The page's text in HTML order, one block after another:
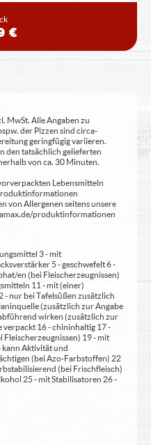
€
MwSt. Alle Angaben zu
der Pizzen sind circa-
geringfügig variieren.
den tatsächlich gelieferten
von ca. 30 Minuten.
Lebensmitteln
von Allergenen seitens unsere
produktinformationen
3 - mit
5 - geschwefelt 6 -
en (bei Fleischerzeugnissen)
11 - mit (einer)
nur bei Tafelsüßen zusätzlich
(zusätzlich zur Angabe
wirken (zusätzlich zur
verpackt 16 - chininhaltig 17 -
19 - mit
kann Aktivität und
(bei Azo-Farbstoffen) 22
(bei Frischfleisch)
25 - mit Stabilisatoren 26 -